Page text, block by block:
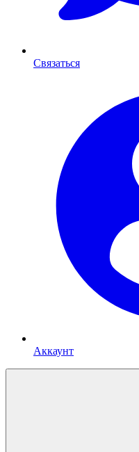
Связаться
Аккаунт